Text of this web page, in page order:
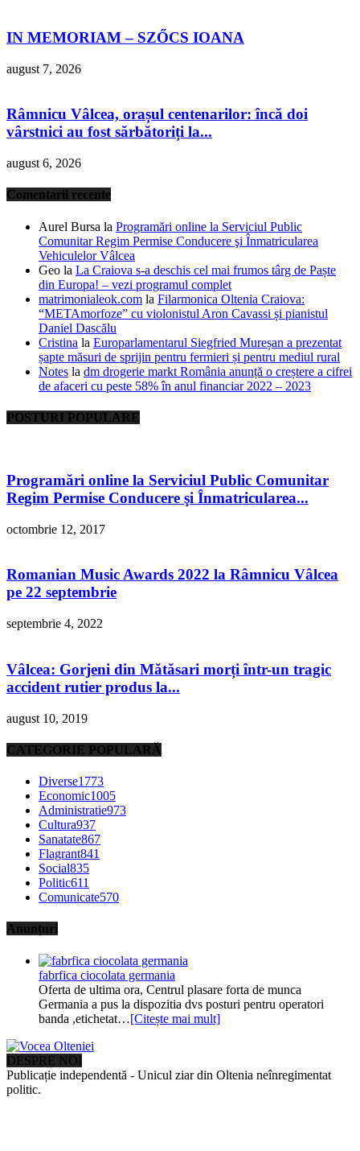
IN MEMORIAM – SZŐCS IOANA
august 7, 2026
Râmnicu Vâlcea, orașul centenarilor: încă doi
vârstnici au fost sărbătoriți la...
august 6, 2026
Comentarii recente
Aurel Bursa la Programări online la Serviciul Public
Comunitar Regim Permise Conducere şi Înmatricularea
Vehiculelor Vâlcea
Geo la La Craiova s-a deschis cel mai frumos târg de Paște
din Europa! – vezi programul complet
matrimonialeok.com la Filarmonica Oltenia Craiova:
“METAmorfoze” cu violonistul Aron Cavassi și pianistul
Daniel Dascălu
Cristina la Europarlamentarul Siegfried Mureșan a prezentat
șapte măsuri de sprijin pentru fermieri și pentru mediul rural
Notes la dm drogerie markt România anunță o creștere a cifrei
de afaceri cu peste 58% în anul financiar 2022 – 2023
POSTURI POPULARE
Programări online la Serviciul Public Comunitar
Regim Permise Conducere şi Înmatricularea...
octombrie 12, 2017
Romanian Music Awards 2022 la Râmnicu Vâlcea
pe 22 septembrie
septembrie 4, 2022
Vâlcea: Gorjeni din Mătăsari morți într-un tragic
accident rutier produs la...
august 10, 2019
CATEGORIE POPULARĂ
Diverse1773
Economic1005
Administratie973
Cultura937
Sanatate867
Flagrant841
Social835
Politic611
Comunicate570
Anunțuri
fabrfica ciocolata germania
Oferta de ultima ora, Centrul plasare forta de munca
Germania a pus la dispozitia dvs posturi pentru operatori
banda ,etichetat…[Citește mai mult]
DESPRE NOI
Publicație independentă - Unicul ziar din Oltenia neînregimentat
politic.